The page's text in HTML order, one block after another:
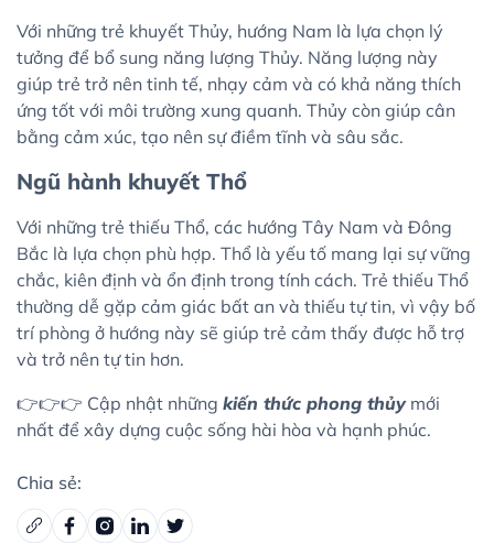
Với những trẻ khuyết Thủy, hướng Nam là lựa chọn lý
tưởng để bổ sung năng lượng Thủy. Năng lượng này
giúp trẻ trở nên tinh tế, nhạy cảm và có khả năng thích
ứng tốt với môi trường xung quanh. Thủy còn giúp cân
bằng cảm xúc, tạo nên sự điềm tĩnh và sâu sắc.
Ngũ hành khuyết Thổ
Với những trẻ thiếu Thổ, các hướng Tây Nam và Đông
Bắc là lựa chọn phù hợp. Thổ là yếu tố mang lại sự vững
chắc, kiên định và ổn định trong tính cách. Trẻ thiếu Thổ
thường dễ gặp cảm giác bất an và thiếu tự tin, vì vậy bố
trí phòng ở hướng này sẽ giúp trẻ cảm thấy được hỗ trợ
và trở nên tự tin hơn.
👉👉👉 Cập nhật những kiến thức phong thủymới
nhất để xây dựng cuộc sống hài hòa và hạnh phúc.
Chia sẻ: